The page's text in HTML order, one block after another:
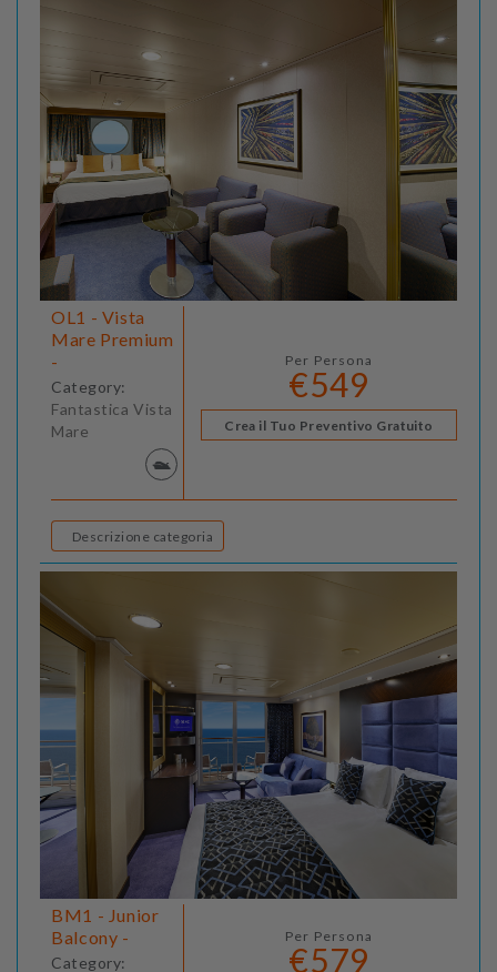
OL1 - Vista
Mare Premium
-
Category:
Fantastica Vista
Mare
Per Persona
€549
Crea il Tuo Preventivo Gratuito
Descrizione categoria
BM1 - Junior
Balcony -
Category:
Per Persona
€579